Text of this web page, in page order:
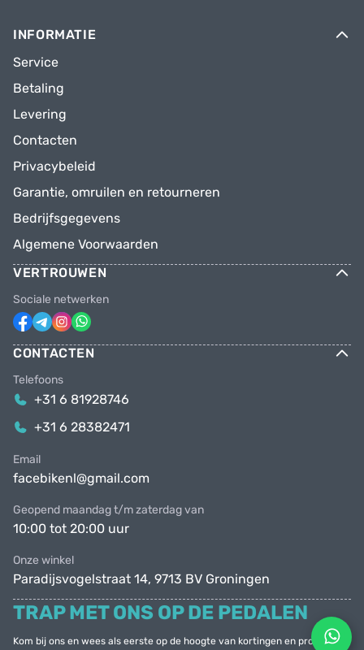
INFORMATIE
Service
Betaling
Levering
Contacten
Privacybeleid
Garantie, omruilen en retourneren
Bedrijfsgegevens
Algemene Voorwaarden
VERTROUWEN
Sociale netwerken
CONTACTEN
Telefoons
+31 6 81928746
+31 6 28382471
Email
facebikenl@gmail.com
Geopend maandag t/m zaterdag van
10:00 tot 20:00 uur
Onze winkel
Paradijsvogelstraat 14, 9713 BV Groningen
TRAP MET ONS OP DE PEDALEN
Kom bij ons en wees als eerste op de hoogte van kortingen en promoties